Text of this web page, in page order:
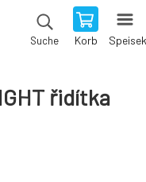
Suche Korb
řidítka